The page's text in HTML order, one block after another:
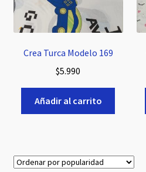
Crea Turca Modelo 169
$5.990
Añadir al carrito